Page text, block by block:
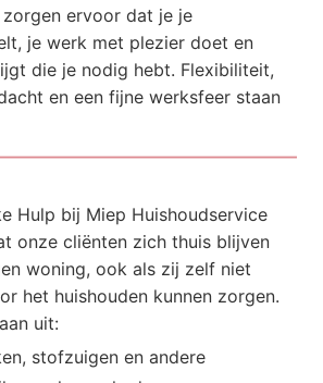
zorgen ervoor dat je je
je werk met plezier doet en
die je nodig hebt. Flexibiliteit,
en een fijne werksfeer staan
Hulp bij Miep Huishoudservice
onze cliënten zich thuis blijven
woning, ook als zij zelf niet
het huishouden kunnen zorgen.
uit:
stofzuigen en andere